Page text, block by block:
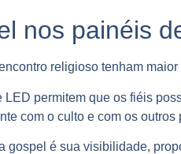
nos painéis
religioso tenham maior
permitem que os fiéis
com o culto e com os outros
gospel é sua visibilidade,